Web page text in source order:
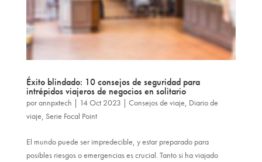
Éxito blindado: 10 consejos de seguridad para
intrépidos viajeros de negocios en solitario
porannpxtech 14 Oct 2023 Consejos de viaje, Diario de
viaje, Serie Focal Point
El mundo puede ser impredecible, y estar preparado para
posibles riesgos o emergencias es crucial. Tanto si ha viajado